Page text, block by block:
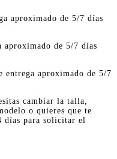
aproximado de 5/7 días
aproximado de 5/7 días
entrega aproximado de 5/7
cambiar la talla,
o quieres que te
días para solicitar el